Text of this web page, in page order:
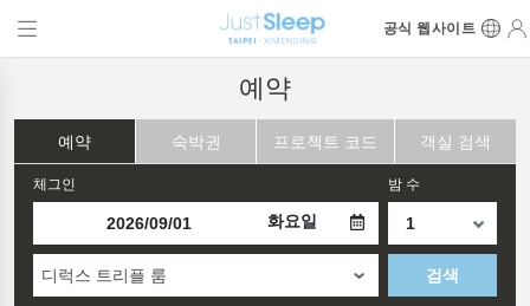
공식 웹사이트
예약
예약 숙박권 프로젝트 코드 객실 검색
체그인
화요일
밤 수
디럭스 트리플 룸 검색